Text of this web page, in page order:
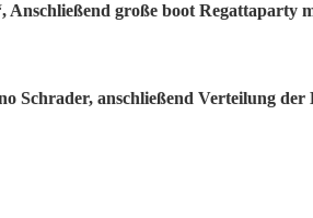
große boot Regattaparty
Schrader, anschließend Verteilung